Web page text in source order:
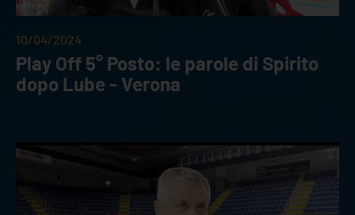
10/04/2024
Play Off 5° Posto: le parole di Spirito
dopo Lube - Verona